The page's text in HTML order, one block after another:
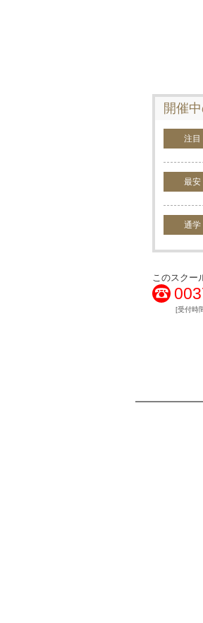
開催
注目
最安
通学
このスクー
[受付時